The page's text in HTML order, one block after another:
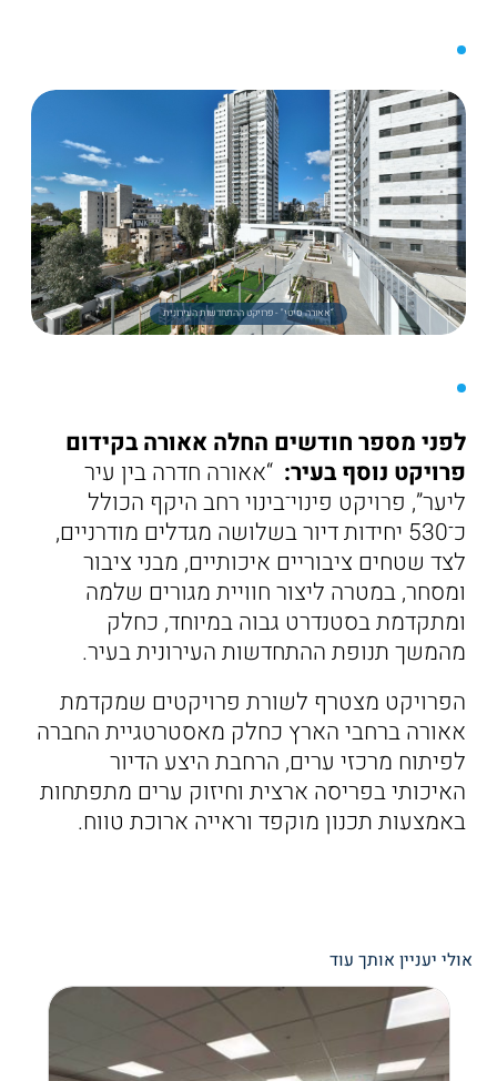
“אאורה סיטי" - פרויקט ההתחדשות העירונית
לפני מספר חודשים החלה אאורה בקידום
פרויקט נוסף בעיר: “אאורה חדרה בין עיר
ליער”, פרויקט פינוי־בינוי רחב היקף הכולל
כ־530 יחידות דיור בשלושה מגדלים מודרניים,
לצד שטחים ציבוריים איכותיים, מבני ציבור
ומסחר, במטרה ליצור חוויית מגורים שלמה
ומתקדמת בסטנדרט גבוה במיוחד, כחלק
מהמשך תנופת ההתחדשות העירונית בעיר.
הפרויקט מצטרף לשורת פרויקטים שמקדמת
אאורה ברחבי הארץ כחלק מאסטרטגיית החברה
לפיתוח מרכזי ערים, הרחבת היצע הדיור
האיכותי בפריסה ארצית וחיזוק ערים מתפתחות
באמצעות תכנון מוקפד וראייה ארוכת טווח.
אולי יעניין אותך עוד